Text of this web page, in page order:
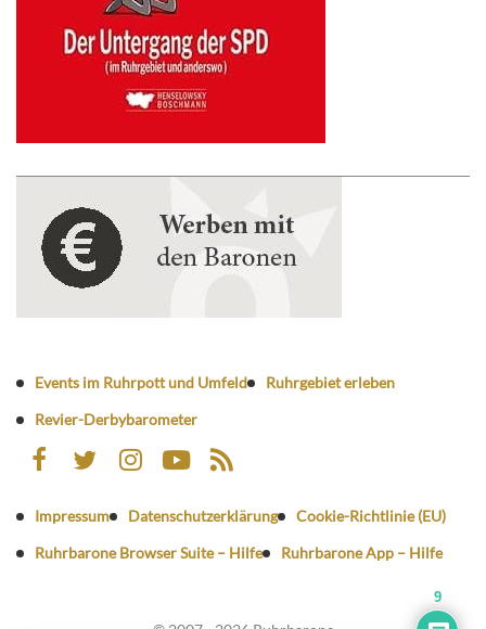
Events im Ruhrpott und Umfeld
Ruhrgebiet erleben
Revier-Derbybarometer
Impressum Datenschutzerklärung
Cookie-Richtlinie (EU)
Ruhrbarone Browser Suite – Hilfe
Ruhrbarone App – Hilfe
9